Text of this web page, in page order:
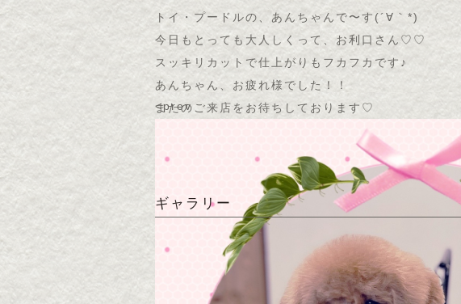
トイ・プードルの、あんちゃんで〜す(´∀｀*)
今日もとっても大人しくって、お利口さん♡♡
スッキリカットで仕上がりもフカフカです♪
あんちゃん、お疲れ様でした！！
またのご来店をお待ちしております♡
<prev
ギャラリー